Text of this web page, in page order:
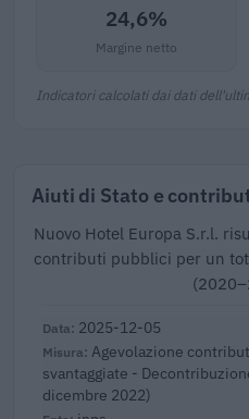
24,6%
Margine netto
Indicatori calcolati dai dati
Aiuti di Stato e
Nuovo Hotel Europa S.r.l.
contributi pubblici per un
2025-12-05
Agevolazione
svantaggiate -
dicembre 2022)